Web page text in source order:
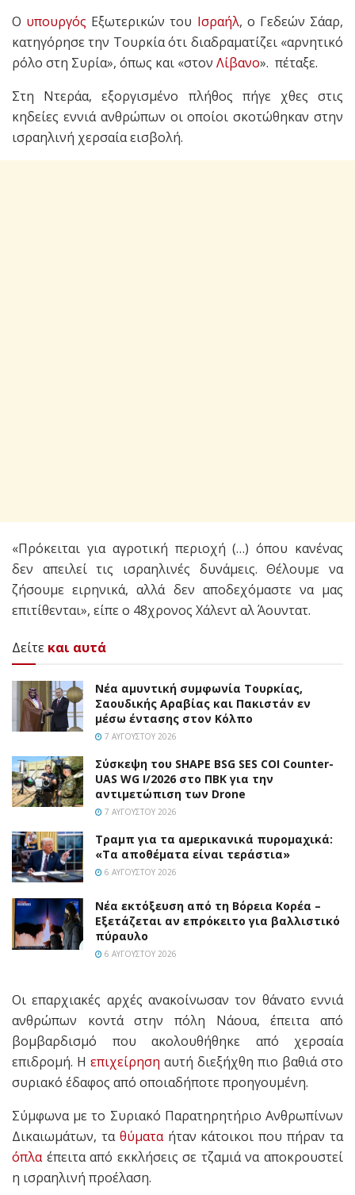
Ο υπουργός Εξωτερικών του Ισραήλ, ο Γεδεών Σάαρ,
κατηγόρησε την Τουρκία ότι διαδραματίζει «αρνητικό
ρόλο στη Συρία», όπως και «στον Λίβανο». πέταξε.
Στη Ντεράα, εξοργισμένο πλήθος πήγε χθες στις
κηδείες εννιά ανθρώπων οι οποίοι σκοτώθηκαν στην
ισραηλινή χερσαία εισβολή.
«Πρόκειται για αγροτική περιοχή (…) όπου κανένας
δεν απειλεί τις ισραηλινές δυνάμεις. Θέλουμε να
ζήσουμε ειρηνικά, αλλά δεν αποδεχόμαστε να μας
επιτίθενται», είπε ο 48χρονος Χάλεντ αλ Άουντατ.
Δείτε και αυτά
Νέα αμυντική συμφωνία Τουρκίας,
Σαουδικής Αραβίας και Πακιστάν εν
μέσω έντασης στον Κόλπο
7 ΑΥΓΟΎΣΤΟΥ 2026
Σύσκεψη του SHAPE BSG SES COI Counter-
UAS WG I/2026 στο ΠΒΚ για την
αντιμετώπιση των Drone
7 ΑΥΓΟΎΣΤΟΥ 2026
Τραμπ για τα αμερικανικά πυρομαχικά:
«Τα αποθέματα είναι τεράστια»
6 ΑΥΓΟΎΣΤΟΥ 2026
Νέα εκτόξευση από τη Βόρεια Κορέα –
Εξετάζεται αν επρόκειτο για βαλλιστικό
πύραυλο
6 ΑΥΓΟΎΣΤΟΥ 2026
Οι επαρχιακές αρχές ανακοίνωσαν τον θάνατο εννιά
ανθρώπων κοντά στην πόλη Νάουα, έπειτα από
βομβαρδισμό που ακολουθήθηκε από χερσαία
επιδρομή. Η επιχείρηση αυτή διεξήχθη πιο βαθιά στο
συριακό έδαφος από οποιαδήποτε προηγουμένη.
Σύμφωνα με το Συριακό Παρατηρητήριο Ανθρωπίνων
Δικαιωμάτων, τα θύματαήταν κάτοικοι που πήραν τα
όπλαέπειτα από εκκλήσεις σε τζαμιά να αποκρουστεί
η ισραηλινή προέλαση.